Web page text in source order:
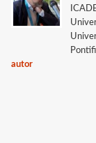
autor